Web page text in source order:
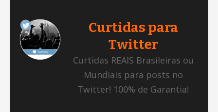
Curtidas para
Twitter
Curtidas REAIS Brasileiras ou
Mundiais para posts no
Twitter! 100% de Garantia!